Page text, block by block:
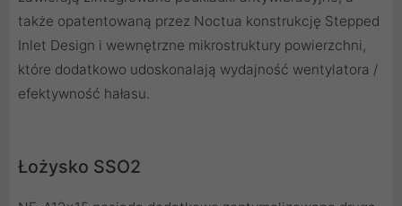
także opatentowaną przez Noctua konstrukcję Stepped
Inlet Design i wewnętrzne mikrostruktury powierzchni,
które dodatkowo udoskonalają wydajność wentylatora /
efektywność hałasu.
Łożysko SSO2